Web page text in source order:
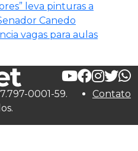
leva pinturas a
Canedo
vagas para aulas
0001-59.
Contato